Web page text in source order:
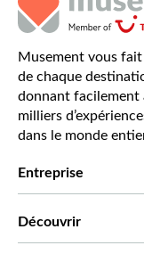
Musement vous
de chaque
donnant facilement
milliers
dans le monde
Entreprise
Découvrir